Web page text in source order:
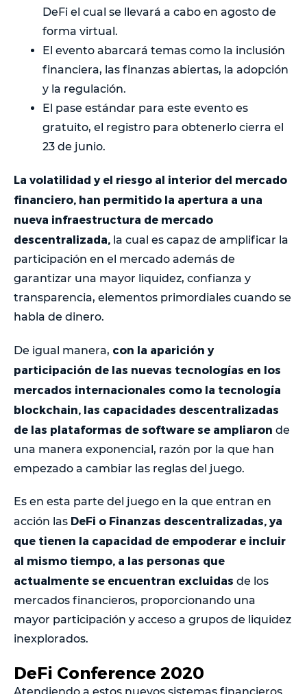
DeFi el cual se llevará a cabo en agosto de
forma virtual.
El evento abarcará temas como la inclusión
financiera, las finanzas abiertas, la adopción
y la regulación.
El pase estándar para este evento es
gratuito, el registro para obtenerlo cierra el
23 de junio.
La volatilidad y el riesgo al interior del mercado
financiero, han permitido la apertura a una
nueva infraestructura de mercado
descentralizada, la cual es capaz de amplificar la
participación en el mercado además de
garantizar una mayor liquidez, confianza y
transparencia, elementos primordiales cuando se
habla de dinero.
De igual manera, con la aparición y
participación de las nuevas tecnologías en los
mercados internacionales como la tecnología
blockchain, las capacidades descentralizadas
de las plataformas de software se ampliaron de
una manera exponencial, razón por la que han
empezado a cambiar las reglas del juego.
Es en esta parte del juego en la que entran en
acción las DeFi o Finanzas descentralizadas, ya
que tienen la capacidad de empoderar e incluir
al mismo tiempo, a las personas que
actualmente se encuentran excluidas de los
mercados financieros, proporcionando una
mayor participación y acceso a grupos de liquidez
inexplorados.
DeFi Conference 2020
Atendiendo a estos nuevos sistemas financieros